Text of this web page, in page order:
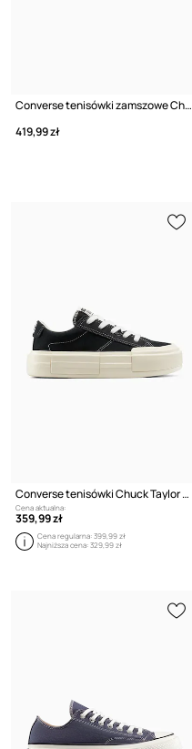
Converse tenisówki zamszowe Chuck Taylor Lo
419,99 zł
Converse tenisówki Chuck Taylor All Star Cruise
Cena aktualna:
359,99 zł
Cena regularna:399,99 zł
Najniższa cena:329,99 zł